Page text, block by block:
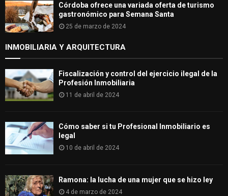
Córdoba ofrece una variada oferta de turismo
gastronómico para Semana Santa
25 de marzo de 2024
INMOBILIARIA Y ARQUITECTURA
Fiscalización y control del ejercicio ilegal de la
Profesión Inmobiliaria
11 de abril de 2024
Cómo saber si tu Profesional Inmobiliario es
legal
10 de abril de 2024
Ramona: la lucha de una mujer que se hizo ley
4 de marzo de 2024